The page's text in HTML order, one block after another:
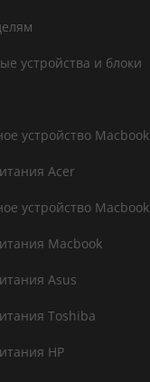
устройства и блоки
устройство Macbook
Acer
устройство Macbook
Macbook
Asus
Toshiba
HP